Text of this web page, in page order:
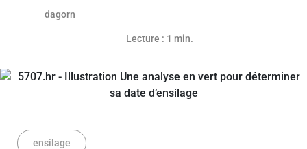
Lecture : 1 min.
ensilage